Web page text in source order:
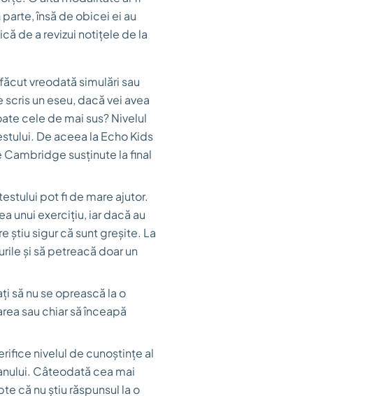
însă de obicei ei au
de a revizui notițele de la
vreodată simulări sau
un eseu, dacă vei avea
cele de mai sus? Nivelul
De aceea la Echo Kids
susținute la final
pot fi de mare ajutor.
unui exercițiu, iar dacă au
știu sigur că sunt greșite. La
și să petreacă doar un
să nu se oprească la o
sau chiar să înceapă
nivelul de cunoștințe al
Câteodată cea mai
că nu știu răspunsul la o